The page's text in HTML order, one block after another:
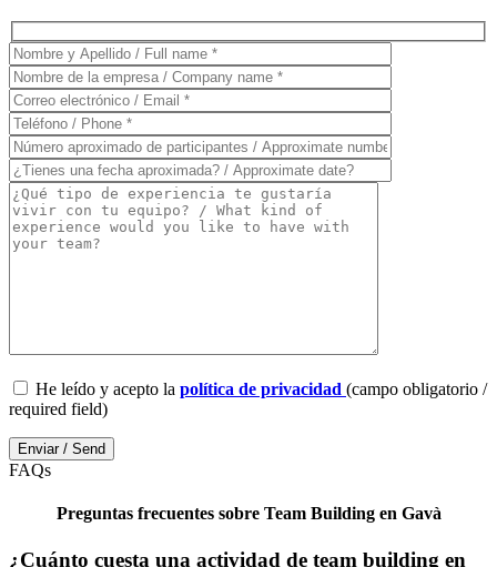
He leído y acepto la política de privacidad (campo obligatorio /
required field)
FAQs
Preguntas frecuentes sobre Team Building en Gavà
¿Cuánto cuesta una actividad de team building en